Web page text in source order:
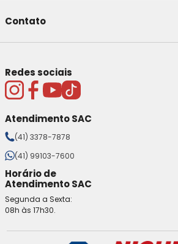
Contato
Redes sociais
Atendimento SAC
(41) 3378-7878
(41) 99103-7600
Horário de
Atendimento SAC
Segunda a Sexta:
08h às 17h30.